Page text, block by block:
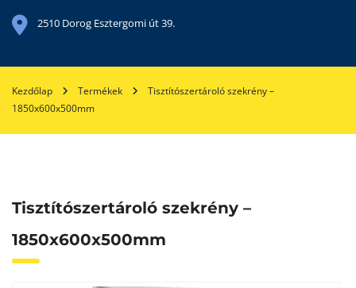
2510 Dorog Esztergomi út 39.
Kezdőlap Termékek
Tisztítószertároló szekrény –
1850x600x500mm
Tisztítószertároló szekrény –
1850x600x500mm